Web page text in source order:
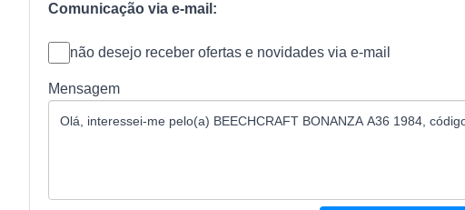
Comunicação via e-mail:
não desejo receber ofertas e novidades via e-mail
Mensagem